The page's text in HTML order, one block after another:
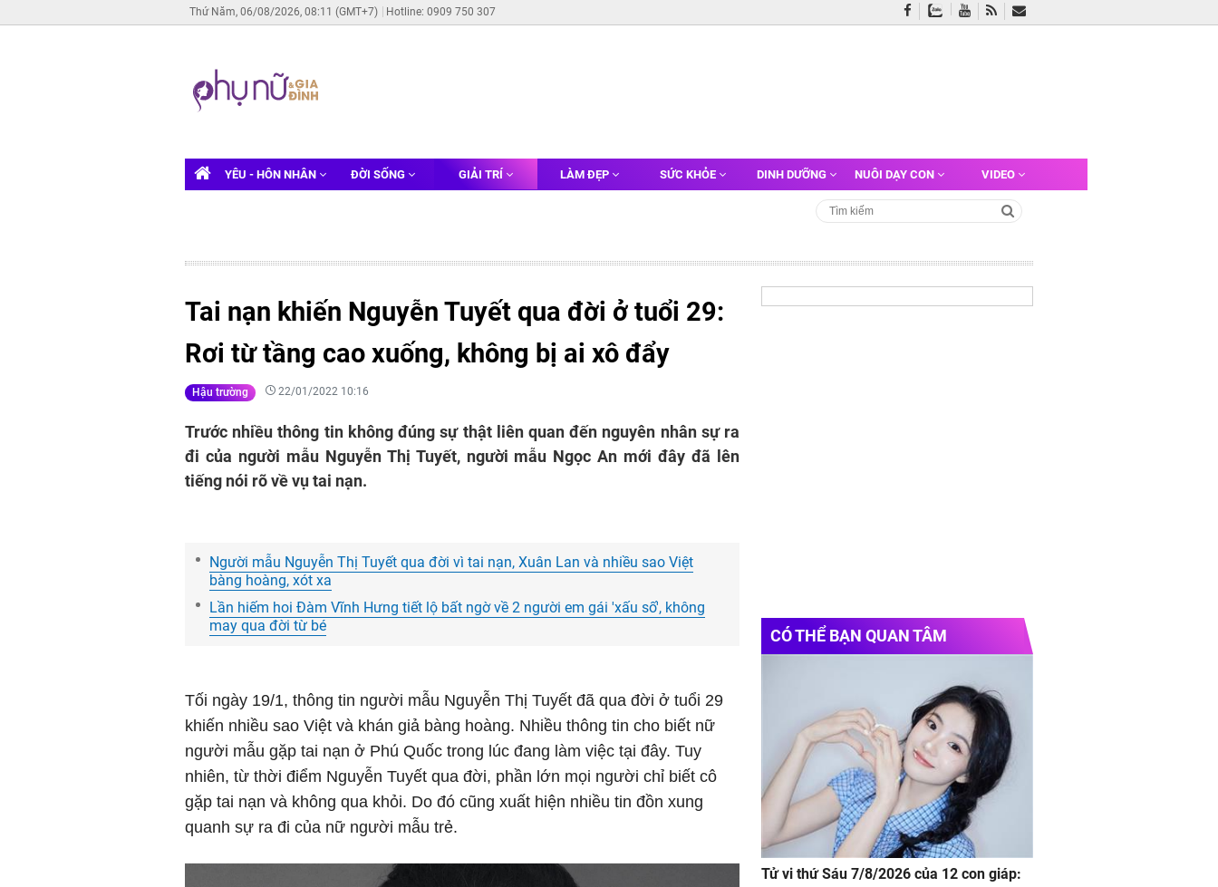
Thứ Năm, 06/08/2026, 08:11 (GMT+7) Hotline: 0909 750 307
YÊU - HÔN NHÂN ĐỜI SỐNG GIẢI TRÍ LÀM ĐẸP SỨC KHỎE DINH DƯỠNG NUÔI DẠY CON VIDEO
Tai nạn khiến Nguyễn Tuyết qua đời ở tuổi 29:
Rơi từ tầng cao xuống, không bị ai xô đẩy
Hậu trường 22/01/2022 10:16
Trước nhiều thông tin không đúng sự thật liên quan đến nguyên nhân sự ra
đi của người mẫu Nguyễn Thị Tuyết, người mẫu Ngọc An mới đây đã lên
tiếng nói rõ về vụ tai nạn.
Người mẫu Nguyễn Thị Tuyết qua đời vì tai nạn, Xuân Lan và nhiều sao Việt
bàng hoàng, xót xa
Lần hiếm hoi Đàm Vĩnh Hưng tiết lộ bất ngờ về 2 người em gái 'xấu số', không
may qua đời từ bé
Tối ngày 19/1, thông tin người mẫu Nguyễn Thị Tuyết đã qua đời ở tuổi 29
khiến nhiều sao Việt và khán giả bàng hoàng. Nhiều thông tin cho biết nữ
người mẫu gặp tai nạn ở Phú Quốc trong lúc đang làm việc tại đây. Tuy
nhiên, từ thời điểm Nguyễn Tuyết qua đời, phần lớn mọi người chỉ biết cô
gặp tai nạn và không qua khỏi. Do đó cũng xuất hiện nhiều tin đồn xung
quanh sự ra đi của nữ người mẫu trẻ.
CÓ THỂ BẠN QUAN TÂM
Tử vi thứ Sáu 7/8/2026 của 12 con giáp: